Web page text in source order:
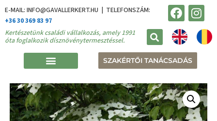
E-MAIL: INFO@GAVALLERKERT.HU | TELEFONSZÁM:
+36 30 369 83 97
Kertészetünk családi vállalkozás, amely 1991
óta foglalkozik dísznövénytermesztéssel.
SZAKÉRTŐI TANÁCSADÁS